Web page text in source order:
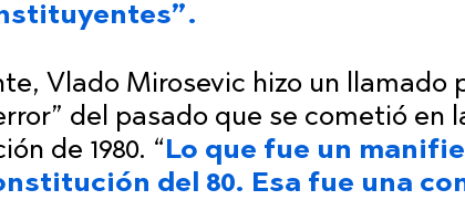
Vlado Mirosevic hizo un llamado
del pasado que se cometió en
de 1980. “Lo que fue un
del 80. Esa fue una